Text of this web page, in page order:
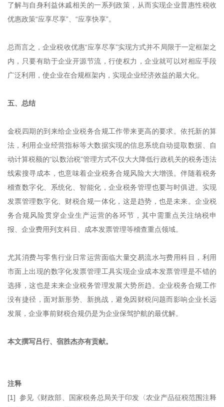
了解与自身利益休戚相关的一系列政策，从而实现企业普惠性税收
优惠政策“应享尽享”、“应享快享”。
总而言之，企业税收优惠“应享尽享”实现方式并不局限于一定框架之
内，只要有助于企业开源节流，行使权力，企业就可以对相应手段
广泛利用，使企业在合规框架内，实现企业经济效益的最大化。
五、总结
金税四期的到来给企业税务合规工作带来更高的要求。依托新的算
法，利用企业经营指标等大数据实现的信息系统自动提取数据、自
动计算税额的“以数治税”管理方式不仅大大降低行政机关的税务违法
线索搜寻成本，也意味着企业税务合规风险大大增强。伴随着税务
稽查数字化、系统化、智能化，企业税务管理也要与时俱进。实现
发票管理数字化、财税合规一体化，这是趋势，也是未来。企业税
务合规风险贯穿企业生产运营的各环节，其中需重点关注纳税申
报、企业费用列支科目、成本发票管理等稽查重点领域。
尤其消费与零售行业日常运营面临大量交易流水与费用科目，利用
市面上出现的数字化发票管理工具实现企业成本发票管理是不错的
选择，这也是未来企业税务管理发展大势所趋。企业税务合规工作
没有捷径，面对新形势、新挑战，避免因财税问题而影响企业长远
发展，企业事前财税合规仍是为企业保驾护航的最优解。
本文撰写吕行、宿胜杰亦有贡献。
注释
[1] 参见《财政部、国家税务总局关于印发〈农业产品征税范围注释